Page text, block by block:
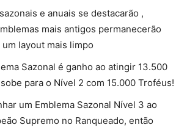
e anuais se destacarão ,
mais antigos permanecerão
layout mais limpo
Sazonal é ganho ao atingir 13.500
para o Nível 2 com 15.000 Troféus!
um Emblema Sazonal Nível 3 ao
Supremo no Ranqueado, então